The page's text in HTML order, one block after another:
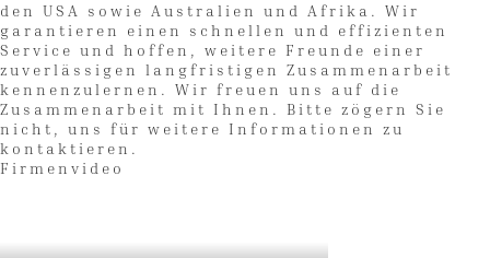
den USA sowie Australien und Afrika. Wir
garantieren einen schnellen und effizienten
Service und hoffen, weitere Freunde einer
zuverlässigen langfristigen Zusammenarbeit
kennenzulernen. Wir freuen uns auf die
Zusammenarbeit mit Ihnen. Bitte zögern Sie
nicht, uns für weitere Informationen zu
kontaktieren.
Firmenvideo